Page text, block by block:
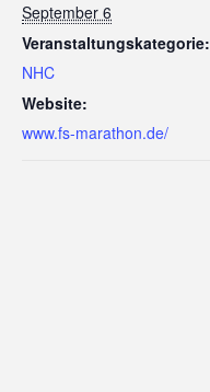
September 6
Veranstaltungskategorie:
NHC
Website:
www.fs-marathon.de/